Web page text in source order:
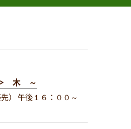
＞ 木 ～
） 午後１６：００～